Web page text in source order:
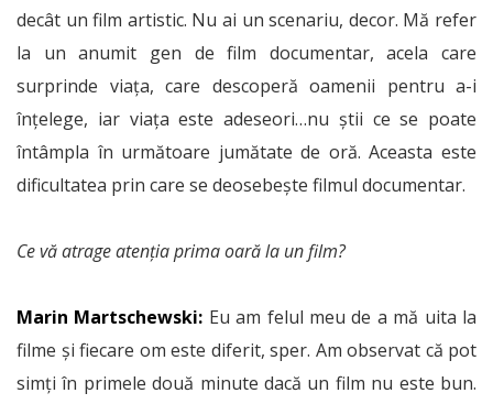
decât un film artistic. Nu ai un scenariu, decor. Mă refer
la un anumit gen de film documentar, acela care
surprinde viața, care descoperă oamenii pentru a-i
înțelege, iar viața este adeseori…nu știi ce se poate
întâmpla în următoare jumătate de oră. Aceasta este
dificultatea prin care se deosebește filmul documentar.
Ce vă atrage atenția prima oară la un film?
Marin Martschewski: Eu am felul meu de a mă uita la
filme și fiecare om este diferit, sper. Am observat că pot
simți în primele două minute dacă un film nu este bun.